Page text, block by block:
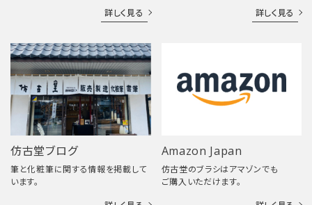
詳しく見る 詳しく見る
仿古堂ブログ
筆と化粧筆に関する情報を掲載して
います。
Amazon Japan
仿古堂のブラシはアマゾンでも
ご購入いただけます。